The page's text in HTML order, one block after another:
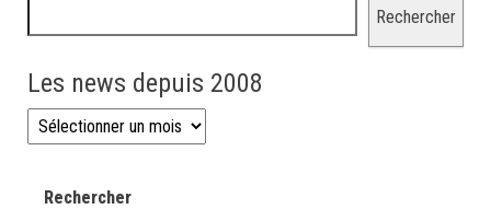
Rechercher
Les news depuis 2008
Les news depuis 2008
Rechercher